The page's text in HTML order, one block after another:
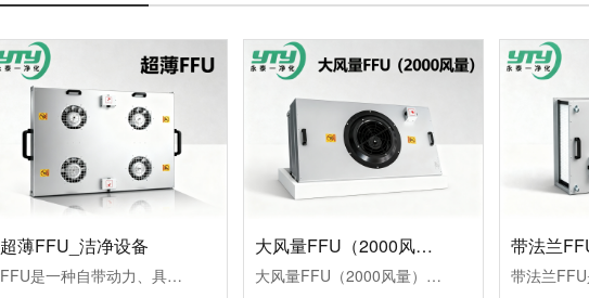
超薄FFU_洁净设备
FFU是一种自带动力、具有过滤功效的模块化的末端送风装置。设有初、有效双级过滤网，风机从FFU顶部将空气吸入并经初、有效过滤器过滤，过滤后的洁净空气在整个出风面以0.45M/S+20%的风速匀速送出。可模块化连接使用，被广泛应用于无尘室,洁净工作台、洁净生产线、组装式洁净室和局部百级等场合。
大风量FFU（2000风量）_洁净设备
大风量FFU（2000风量）是一种自带动力、具有过滤功效的模块化的末端送风装置。设有初、有效双级过滤网，风机从FFU顶部将空气吸入并经初、有效过滤器过滤，过滤后的洁净空气在整个出风面以0.45M/S+20%的风速匀速送出。可模块化连接使用，被广泛应用于无尘室,洁净工作台、洁净生产线、组装式洁净室和局部百级等场合。
带法兰